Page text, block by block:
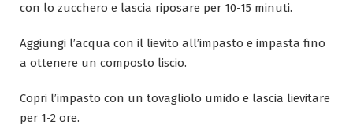
con lo zucchero e lascia riposare per 10-15 minuti.
Aggiungi l’acqua con il lievito all’impasto e impasta fino
a ottenere un composto liscio.
Copri l’impasto con un tovagliolo umido e lascia lievitare
per 1-2 ore.